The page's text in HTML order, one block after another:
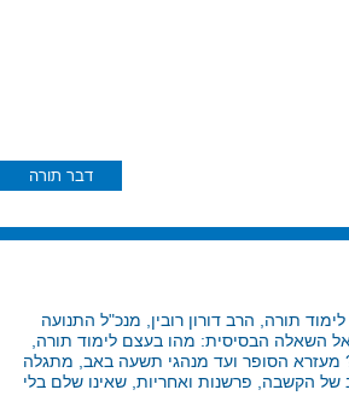
דבר תורה
תורה, הרב דורון רובין, מנכ"ל התנועה
השאלה הבסיסית: מהו בעצם לימוד תורה,
מעזרא הסופר ועד מנהגי תשעה באב, מתגלה
הקשבה, פרשנות ואחריות, שאינו שלם בלי